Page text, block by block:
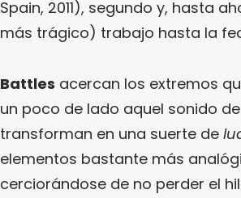
Spain, 2011), segundo y, hasta
más trágico) trabajo hasta la
Battles acercan los extremos
un poco de lado aquel sonido
transforman en una suerte de
elementos bastante más
cerciorándose de no perder el